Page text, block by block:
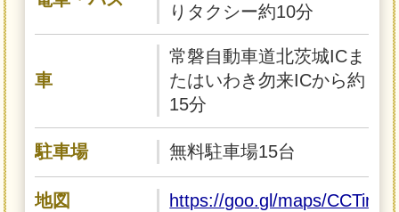
りタクシー約10分
車
常磐自動車道北茨城ICま
たはいわき勿来ICから約
15分
駐車場 無料駐車場15台
地図 https://goo.gl/maps/